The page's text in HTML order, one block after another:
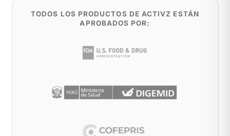
TODOS LOS PRODUCTOS DE ACTIVZ ESTÁN
APROBADOS POR: